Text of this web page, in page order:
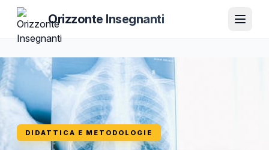
Orizzonte Insegnanti
DIDATTICA E METODOLOGIE